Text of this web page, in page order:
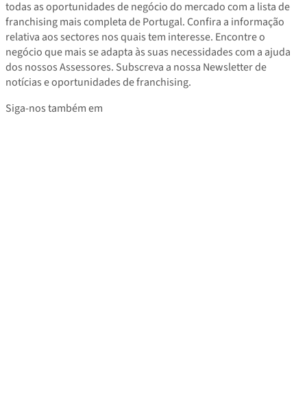
todas as oportunidades de negócio do mercado com a lista de
franchising mais completa de Portugal. Confira a informação
relativa aos sectores nos quais tem interesse. Encontre o
negócio que mais se adapta às suas necessidades com a ajuda
dos nossos Assessores. Subscreva a nossa Newsletter de
notícias e oportunidades de franchising.
Siga-nos também em